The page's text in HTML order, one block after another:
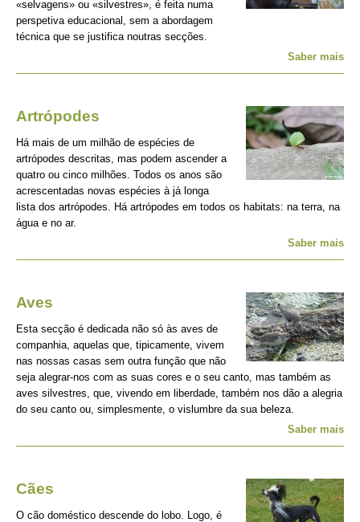
«selvagens» ou «silvestres», é feita numa
perspetiva educacional, sem a abordagem
técnica que se justifica noutras secções.
Saber mais
Artrópodes
Há mais de um milhão de espécies de
artrópodes descritas, mas podem ascender a
quatro ou cinco milhões. Todos os anos são
acrescentadas novas espécies à já longa
lista dos artrópodes. Há artrópodes em todos os habitats: na terra, na
água e no ar.
Saber mais
Aves
Esta secção é dedicada não só às aves de
companhia, aquelas que, tipicamente, vivem
nas nossas casas sem outra função que não
seja alegrar-nos com as suas cores e o seu canto, mas também as
aves silvestres, que, vivendo em liberdade, também nos dão a alegria
do seu canto ou, simplesmente, o vislumbre da sua beleza.
Saber mais
Cães
O cão doméstico descende do lobo. Logo, é